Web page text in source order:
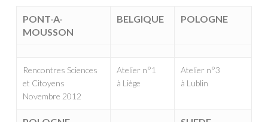
PONT-A-
MOUSSON
BELGIQUE POLOGNE
Rencontres Sciences
et Citoyens
Novembre 2012
Atelier n°1
à Liège
Atelier n°3
à Lublin